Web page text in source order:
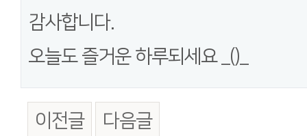
감사합니다.
오늘도 즐거운 하루되세요 _()_
이전글 다음글